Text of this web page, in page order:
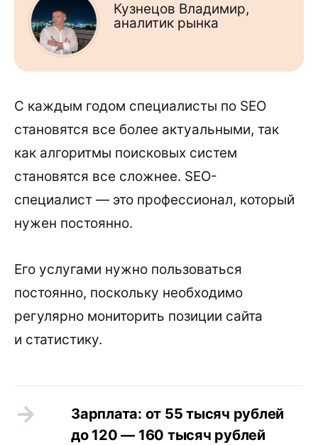
Кузнецов Владимир,
аналитик рынка
С каждым годом специалисты по SEO
становятся все более актуальными, так
как алгоритмы поисковых систем
становятся все сложнее. SEO-
специалист — это профессионал, который
нужен постоянно.
Его услугами нужно пользоваться
постоянно, поскольку необходимо
регулярно мониторить позиции сайта
и статистику.
Зарплата: от 55 тысяч рублей
до 120 — 160 тысяч рублей